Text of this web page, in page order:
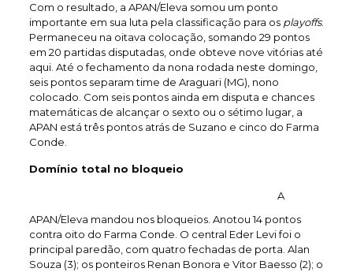
Com o resultado, a APAN/Eleva somou um ponto
importante em sua luta pela classificação para os playoffs.
Permaneceu na oitava colocação, somando 29 pontos
em 20 partidas disputadas, onde obteve nove vitórias até
aqui. Até o fechamento da nona rodada neste domingo,
seis pontos separam time de Araguari (MG), nono
colocado. Com seis pontos ainda em disputa e chances
matemáticas de alcançar o sexto ou o sétimo lugar, a
APAN está três pontos atrás de Suzano e cinco do Farma
Conde.
Domínio total no bloqueio
A
APAN/Eleva mandou nos bloqueios. Anotou 14 pontos
contra oito do Farma Conde. O central Eder Levi foi o
principal paredão, com quatro fechadas de porta. Alan
Souza (3); os ponteiros Renan Bonora e Vitor Baesso (2); o